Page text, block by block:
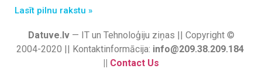
Lasīt pilnu rakstu »
Datuve.lv— IT un Tehnoloģiju ziņas || Copyright ©
2004-2020 || Kontaktinformācija: info@209.38.209.184
|| Contact Us